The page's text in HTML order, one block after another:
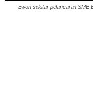
Ewon sekitar pelancaran SME